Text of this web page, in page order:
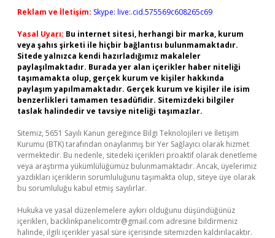
Reklam ve İletişim: Skype: live:.cid.575569c608265c69
Yasal Uyarı: Bu internet sitesi, herhangi bir marka, kurum
veya şahıs şirketi ile hiçbir bağlantısı bulunmamaktadır.
Sitede yalnızca kendi hazırladığımız makaleler
paylaşılmaktadır. Burada yer alan içerikler haber niteliği
taşımamakta olup, gerçek kurum ve kişiler hakkında
paylaşım yapılmamaktadır. Gerçek kurum ve kişiler ile isim
benzerlikleri tamamen tesadüfidir. Sitemizdeki bilgiler
taslak halindedir ve tavsiye niteliği taşımazlar.
Sitemiz, 5651 Sayılı Kanun gereğince Bilgi Teknolojileri ve İletişim
Kurumu (BTK) tarafından onaylanmış bir Yer Sağlayıcı olarak hizmet
vermektedir. Bu nedenle, sitedeki içerikleri proaktif olarak denetleme
veya araştırma yükümlülüğümüz bulunmamaktadır. Ancak, üyelerimiz
yazdıkları içeriklerin sorumluluğunu taşımakta olup, siteye üye olarak
bu sorumluluğu kabul etmiş sayılırlar.
Hukuka ve yasal düzenlemelere aykırı olduğunu düşündüğünüz
içerikleri, backlinkpanelicomtr@gmail.com adresine bildirmeniz
halinde, ilgili içerikler yasal süre içerisinde sitemizden kaldırılacaktır.